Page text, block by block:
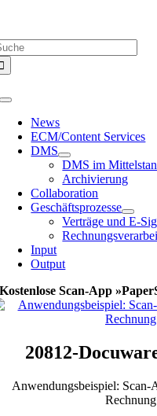
springen
Toggle
Navigation
News
ECM/Content Services
DMS
DMS im
Archivierung
Collaboration
Geschäftsprozesse
Verträge und E-
Input
Output
Kostenlose Scan-App
20812-
Anwendungsbeispiel: Scan-